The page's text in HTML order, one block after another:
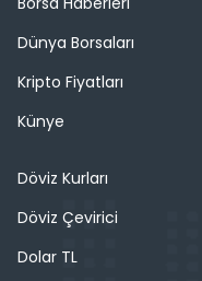
Dünya Borsaları
Kripto Fiyatları
Künye
Döviz Kurları
Döviz Çevirici
Dolar TL